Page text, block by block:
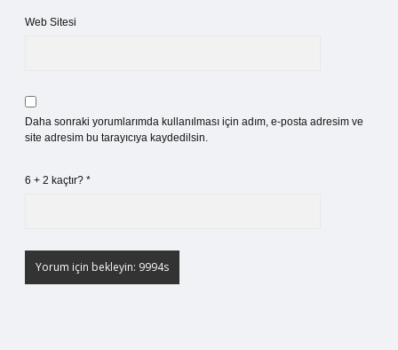
Web Sitesi
Daha sonraki yorumlarımda kullanılması için adım, e-posta adresim ve
site adresim bu tarayıcıya kaydedilsin.
6 + 2 kaçtır? *